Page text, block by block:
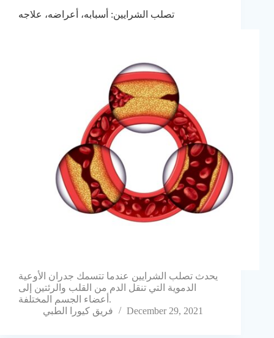
تصلب الشرايين: أسبابه، أعراضه، علاجه
يحدث تصلب الشرايين عندما تتسمك جدران الأوعية
الدموية التي تنقل الدم من القلب والرئتين إلى
أعضاء الجسم المختلفة.
فريق كيورا الطبي
December 29, 2021